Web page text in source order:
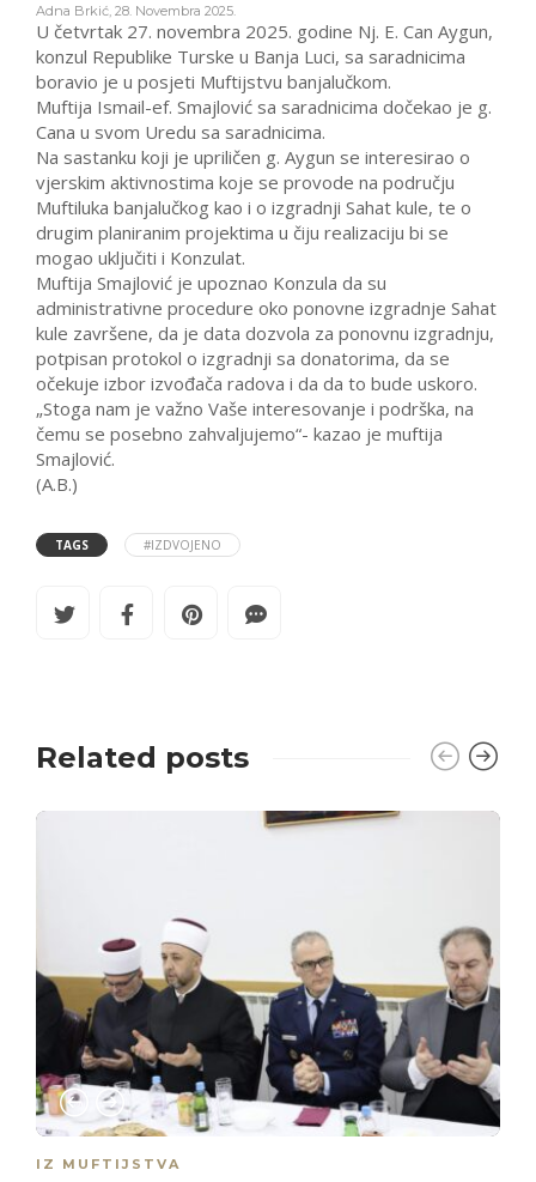
Adna Brkić, 28. Novembra 2025.
U četvrtak 27. novembra 2025. godine Nj. E. Can Aygun,
konzul Republike Turske u Banja Luci, sa saradnicima
boravio je u posjeti Muftijstvu banjalučkom.
Muftija Ismail-ef. Smajlović sa saradnicima dočekao je g.
Cana u svom Uredu sa saradnicima.
Na sastanku koji je upriličen g. Aygun se interesirao o
vjerskim aktivnostima koje se provode na području
Muftiluka banjalučkog kao i o izgradnji Sahat kule, te o
drugim planiranim projektima u čiju realizaciju bi se
mogao uključiti i Konzulat.
Muftija Smajlović je upoznao Konzula da su
administrativne procedure oko ponovne izgradnje Sahat
kule završene, da je data dozvola za ponovnu izgradnju,
potpisan protokol o izgradnji sa donatorima, da se
očekuje izbor izvođača radova i da da to bude uskoro.
„Stoga nam je važno Vaše interesovanje i podrška, na
čemu se posebno zahvaljujemo“- kazao je muftija
Smajlović.
(A.B.)
TAGS #IZDVOJENO
Related posts
IZ MUFTIJSTVA